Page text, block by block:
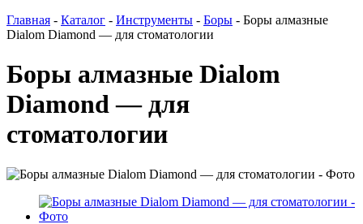
Главная - Каталог - Инструменты - Боры - Боры алмазные
Dialom Diamond — для стоматологии
Боры алмазные Dialom
Diamond — для
стоматологии